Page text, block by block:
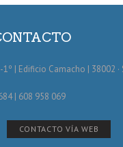
| Edificio Camacho | 38002 ·
| 608 958 069
CONTACTO VÍA WEB